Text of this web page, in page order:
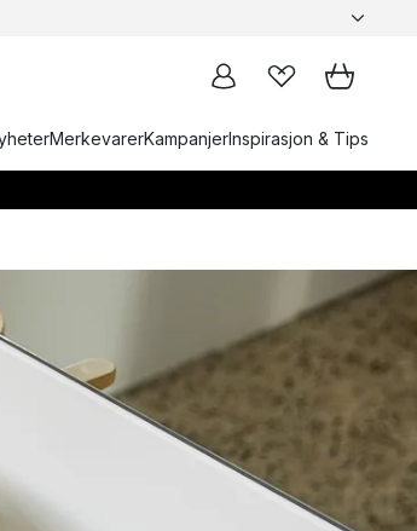
MerkevarerKampanjerInspirasjon & Tips